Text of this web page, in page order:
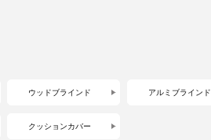
ウッドブラインド アルミブラインド
クッションカバー